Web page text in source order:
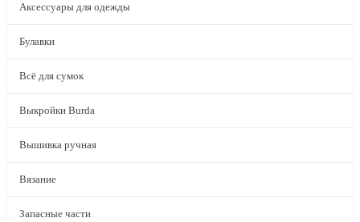
Аксессуары для одежды
Булавки
Всё для сумок
Выкройки Burda
Вышивка ручная
Вязание
Запасные части